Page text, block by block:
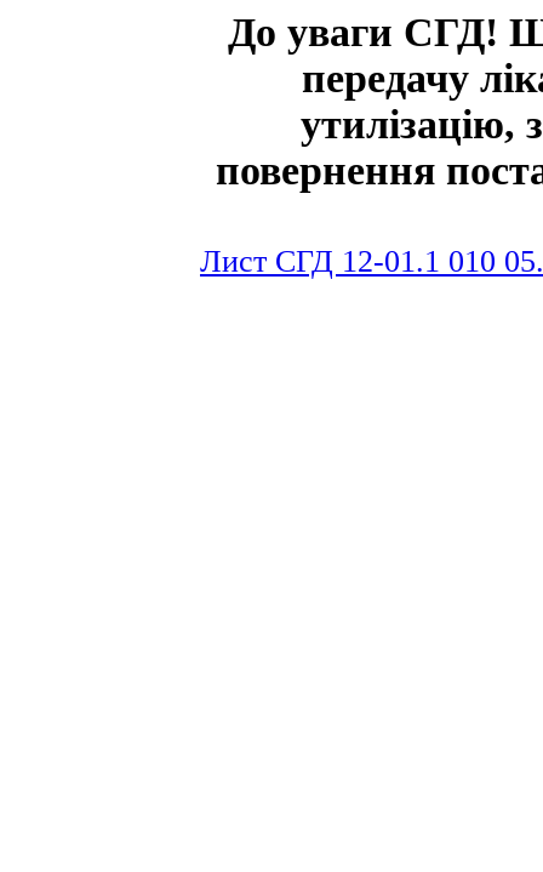
До уваги СГД!
передачу
утилізацію,
повернення
Лист СГД 12-01.1 010